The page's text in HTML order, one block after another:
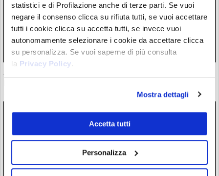
statistici e di Profilazione anche di terze parti. Se vuoi
negare il consenso clicca su rifiuta tutti, se vuoi accettare
tutti i cookie clicca su accetta tutti, se invece vuoi
autonomamente selezionare i cookie da accettare clicca
su personalizza. Se vuoi saperne di più consulta
la Privacy Policy.
Mostra dettagli
Accetta tutti
Personalizza
Il “nuovo Warren Buffett” crolla insieme all’AI. Da marzo